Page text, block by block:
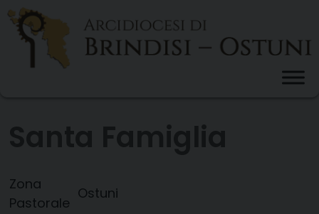
Skip
content
Zona
Pastorale
Ostuni